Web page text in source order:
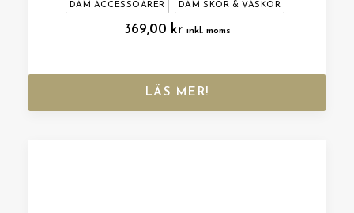
DAM ACCESSOARER DAM SKOR & VÄSKOR
369,00 kr inkl. moms
LÄS MER!